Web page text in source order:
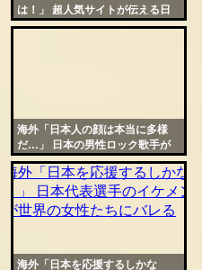
は！」 超人気サイトが伝える日
本の美しさに外国人が衝撃
海外「日本人の顔は本当に多様
だ…」 日本の男性ロック歌手が
美しすぎると世界的な話題に
海外「日本を応援するしかな